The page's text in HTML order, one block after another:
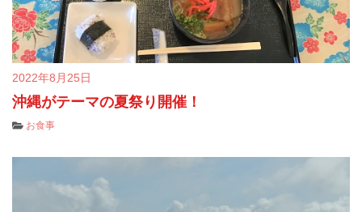
2022年8月25日
沖縄がテーマの夏祭り開催！
お食事